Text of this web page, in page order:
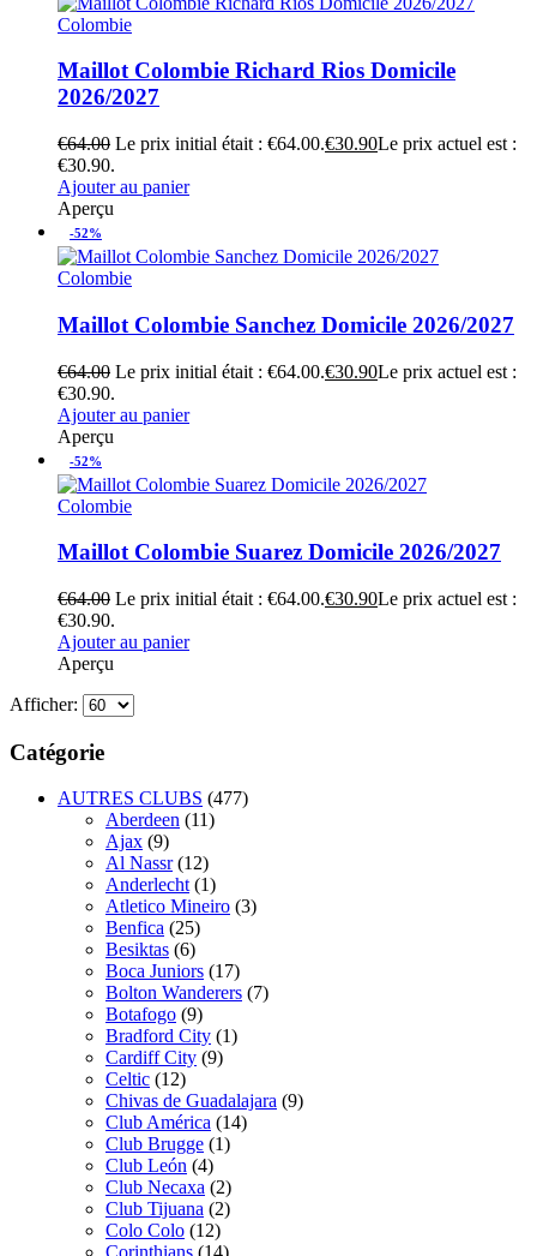
Colombie
Maillot Colombie Richard Rios Domicile
2026/2027
€64.00 Le prix initial était : €64.00.€30.90Le prix actuel est :
€30.90.
Ajouter au panier
Aperçu
-52%
Colombie
Maillot Colombie Sanchez Domicile 2026/2027
€64.00 Le prix initial était : €64.00.€30.90Le prix actuel est :
€30.90.
Ajouter au panier
Aperçu
-52%
Colombie
Maillot Colombie Suarez Domicile 2026/2027
€64.00 Le prix initial était : €64.00.€30.90Le prix actuel est :
€30.90.
Ajouter au panier
Aperçu
Afficher:
Catégorie
AUTRES CLUBS (477)
Aberdeen (11)
Ajax (9)
Al Nassr (12)
Anderlecht (1)
Atletico Mineiro (3)
Benfica (25)
Besiktas (6)
Boca Juniors (17)
Bolton Wanderers (7)
Botafogo (9)
Bradford City (1)
Cardiff City (9)
Celtic (12)
Chivas de Guadalajara (9)
Club América (14)
Club Brugge (1)
Club León (4)
Club Necaxa (2)
Club Tijuana (2)
Colo Colo (12)